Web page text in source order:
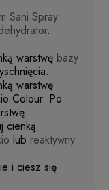
Sani Spray.
.
warstwę bazy
warstwę
Colour. Po
cienką
lub reaktywny
i ciesz się